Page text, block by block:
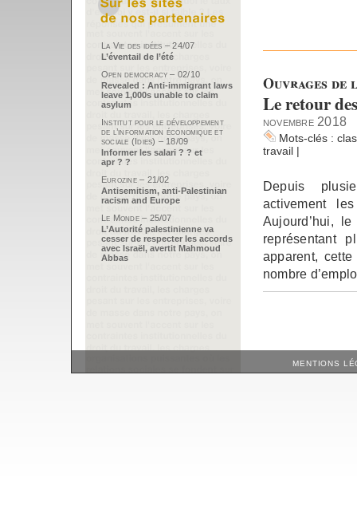
Ouvrages
Le retour
novembre 2018
Mots-clés :
travail |
Depuis
activement
Aujourd’hui,
représentant
apparent,
nombre
La Vie des idées – 24/07
L’éventail de l’été
Open democracy – 02/10
Revealed : Anti-immigrant laws
leave 1,000s unable to claim
asylum
Institut pour le développement
de l’information économique et
sociale (Idies) – 18/09
Informer les salari ? ? et
apr ? ?
Eurozine – 21/02
Antisemitism, anti-Palestinian
racism and Europe
Le Monde – 25/07
L’Autorité palestinienne va
cesser de respecter les accords
avec Israël, avertit Mahmoud
Abbas
MENTIONS